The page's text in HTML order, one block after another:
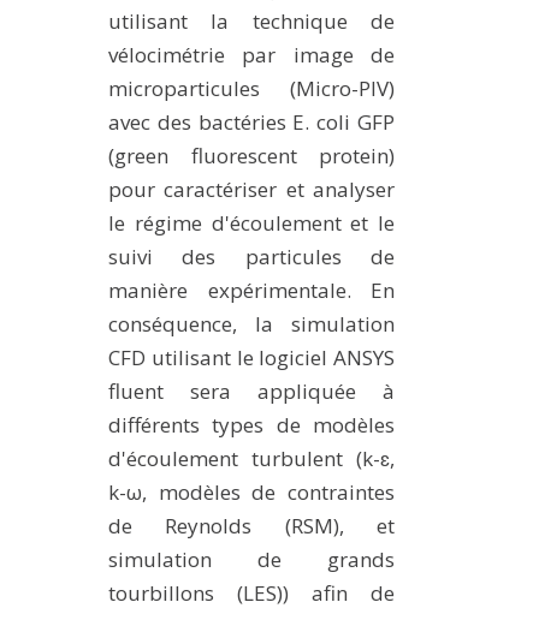
utilisant la technique de
vélocimétrie par image de
microparticules (Micro-PIV)
avec des bactéries E. coli GFP
(green fluorescent protein)
pour caractériser et analyser
le régime d'écoulement et le
suivi des particules de
manière expérimentale. En
conséquence, la simulation
CFD utilisant le logiciel ANSYS
fluent sera appliquée à
différents types de modèles
d'écoulement turbulent (k-ɛ,
k-ω, modèles de contraintes
de Reynolds (RSM), et
simulation de grands
tourbillons (LES)) afin de